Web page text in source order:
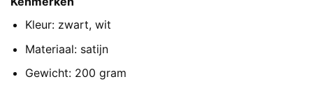
Kleur: zwart, wit
Materiaal: satijn
Gewicht: 200 gram